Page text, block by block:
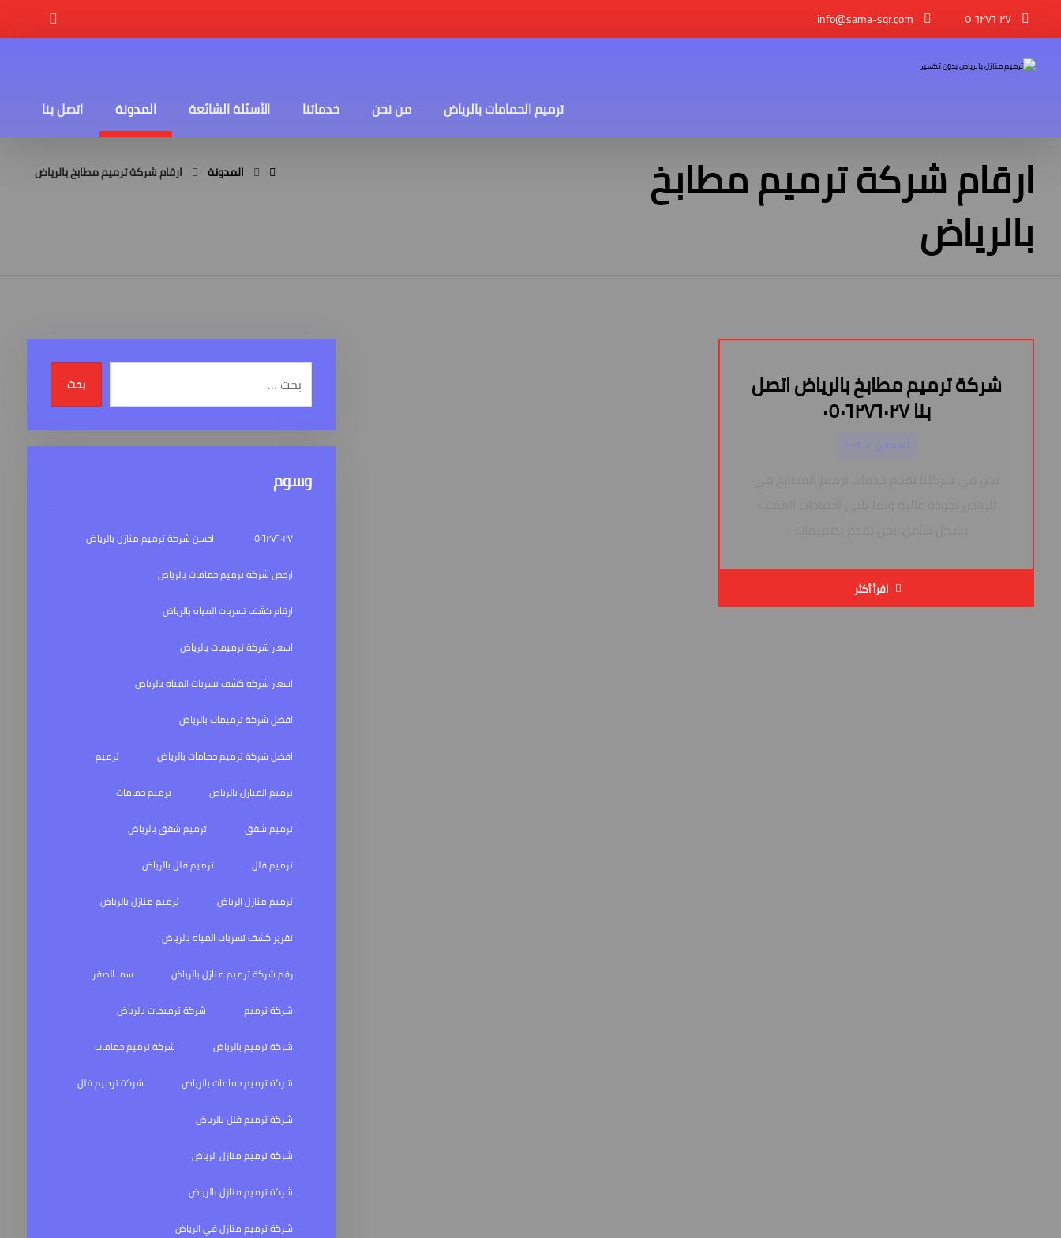
٠٥٠٦٢٧٦٠٢٧ info@sama-sqr.com
ترميم الحمامات بالرياض من نحن خدماتنا الأسئلة الشائعة المدونة اتصل بنا
ارقام شركة ترميم مطابخ
بالرياض
المدونة ارقام شركة ترميم مطابخ بالرياض
شركة ترميم مطابخ بالرياض اتصل
بنا ٠٥٠٦٢٧٦٠٢٧
أغسطس ٢٠, ٢٠٢٤
اقرأ أكثر
بحث
وسوم
٠٥٠٦٢٧٦٠٢٧
احسن شركة ترميم منازل بالرياض
ارخص شركة ترميم حمامات بالرياض
ارقام كشف تسربات المياه بالرياض
اسعار شركة ترميمات بالرياض
اسعار شركة كشف تسربات المياه بالرياض
افضل شركة ترميمات بالرياض
افضل شركة ترميم حمامات بالرياض
ترميم
ترميم المنازل بالرياض
ترميم حمامات
ترميم شقق
ترميم شقق بالرياض
ترميم فلل
ترميم فلل بالرياض
ترميم منازل الرياض
ترميم منازل بالرياض
تقرير كشف تسربات المياه بالرياض
رقم شركة ترميم منازل بالرياض
سما الصقر
شركة ترميم
شركة ترميمات بالرياض
شركة ترميم بالرياض
شركة ترميم حمامات
شركة ترميم حمامات بالرياض
شركة ترميم فلل
شركة ترميم فلل بالرياض
شركة ترميم منازل الرياض
شركة ترميم منازل بالرياض
شركة ترميم منازل في الرياض